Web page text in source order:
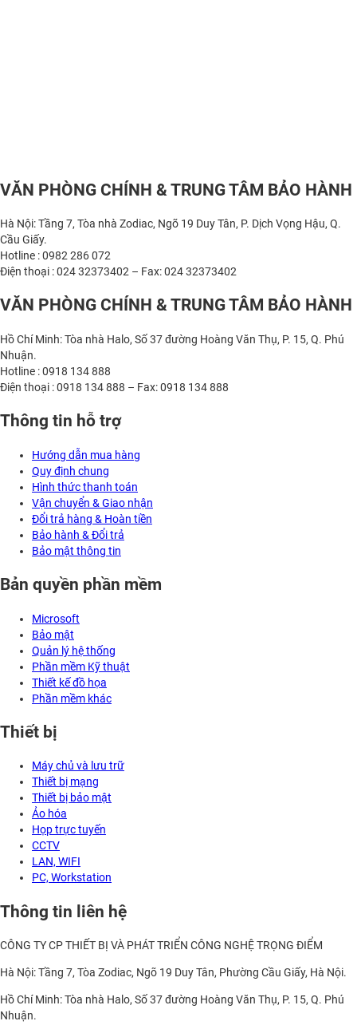
VĂN PHÒNG CHÍNH & TRUNG TÂM BẢO HÀNH
Hà Nội: Tầng 7, Tòa nhà Zodiac, Ngõ 19 Duy Tân, P. Dịch Vọng Hậu, Q.
Cầu Giấy.
Hotline : 0982 286 072
Điện thoại : 024 32373402 – Fax: 024 32373402
VĂN PHÒNG CHÍNH & TRUNG TÂM BẢO HÀNH
Hồ Chí Minh: Tòa nhà Halo, Số 37 đường Hoàng Văn Thụ, P. 15, Q. Phú
Nhuận.
Hotline : 0918 134 888
Điện thoại : 0918 134 888 – Fax: 0918 134 888
Thông tin hỗ trợ
Hướng dẫn mua hàng
Quy định chung
Hình thức thanh toán
Vận chuyển & Giao nhận
Đổi trả hàng & Hoàn tiền
Bảo hành & Đổi trả
Bảo mật thông tin
Bản quyền phần mềm
Microsoft
Bảo mật
Quản lý hệ thống
Phần mềm Kỹ thuật
Thiết kế đồ họa
Phần mềm khác
Thiết bị
Máy chủ và lưu trữ
Thiết bị mạng
Thiết bị bảo mật
Ảo hóa
Họp trực tuyến
CCTV
LAN, WIFI
PC, Workstation
Thông tin liên hệ
CÔNG TY CP THIẾT BỊ VÀ PHÁT TRIỂN CÔNG NGHỆ TRỌNG ĐIỂM
Hà Nội: Tầng 7, Tòa Zodiac, Ngõ 19 Duy Tân, Phường Cầu Giấy, Hà Nội.
Hồ Chí Minh: Tòa nhà Halo, Số 37 đường Hoàng Văn Thụ, P. 15, Q. Phú
Nhuận.